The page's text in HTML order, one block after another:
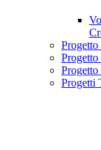
Progetto
Progetti